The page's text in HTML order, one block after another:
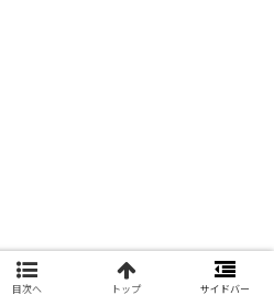
目次へ トップ サイドバー